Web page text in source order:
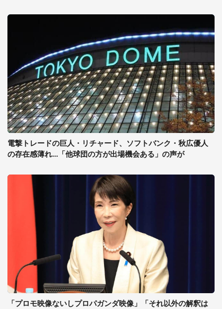
電撃トレードの巨人・リチャード、ソフトバンク・秋広優人
の存在感薄れ...「他球団の方が出場機会ある」の声が
「プロモ映像ないしプロパガンダ映像」「それ以外の解釈は